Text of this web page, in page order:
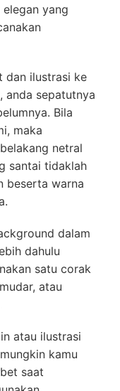
yang
dan ilustrasi ke
anda sepatutnya
Bila
maka
netral
santai tidaklah
beserta warna
dalam
dahulu
satu corak
atau
atau ilustrasi
kamu
saat